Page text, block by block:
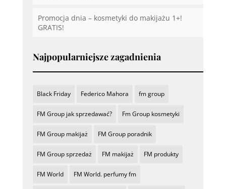
Promocja dnia – kosmetyki do makijażu 1+!
GRATIS!
Najpopularniejsze zagadnienia
Black Friday Federico Mahora fm group
FM Group jak sprzedawać? Fm Group kosmetyki
FM Group makijaż FM Group poradnik
FM Group sprzedaż FM makijaż FM produkty
FM World FM World. perfumy fm